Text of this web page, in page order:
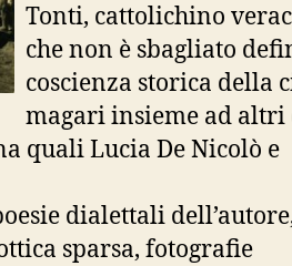
Tonti, cattolichino
che non è sbagliato
coscienza storica della
magari insieme ad altri
quali Lucia De Nicolò e
dialettali
sparsa, fotografie